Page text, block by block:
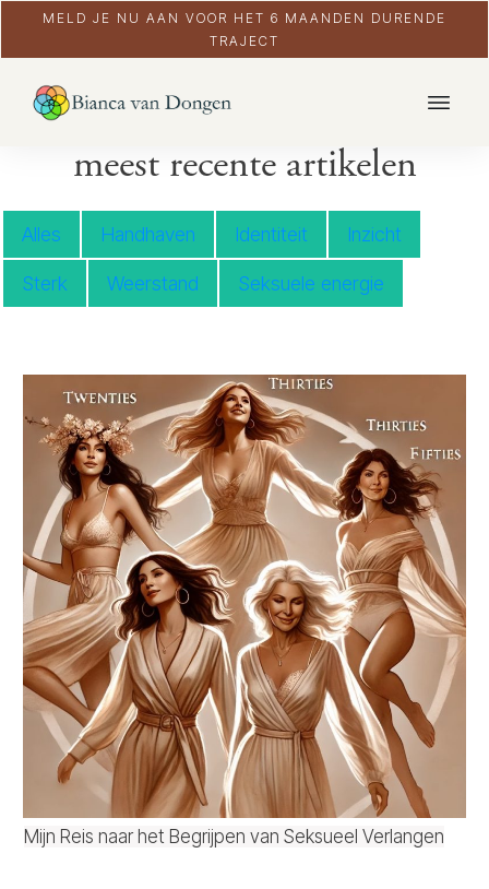
MELD JE NU AAN VOOR HET 6 MAANDEN DURENDE
TRAJECT
meest recente artikelen
Alles Handhaven Identiteit Inzicht
Sterk Weerstand Seksuele energie
Mijn Reis naar het Begrijpen van Seksueel Verlangen